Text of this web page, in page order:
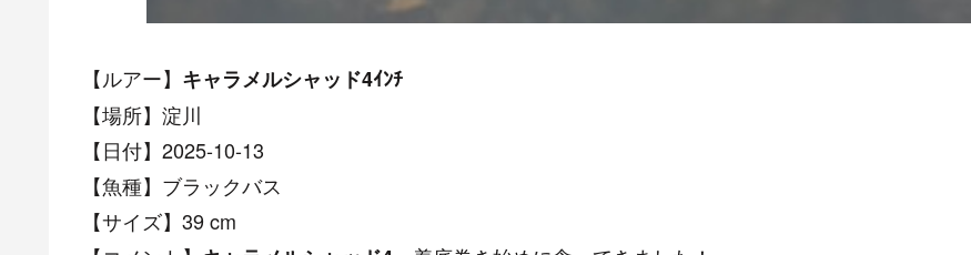
【ルアー】 キャラメルシャッド4ｲﾝﾁ
【場所】淀川
【日付】2025-10-13
【魚種】ブラックバス
【サイズ】39 cm